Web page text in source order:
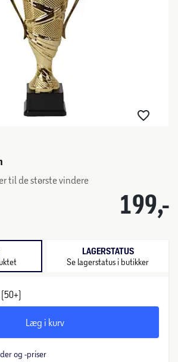
til de største vindere
199,-
LAGERSTATUS
Se lagerstatus i butikker
Læg i kurv
og -priser